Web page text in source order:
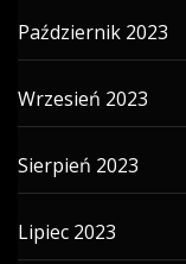
Październik 2023
Wrzesień 2023
Sierpień 2023
Lipiec 2023